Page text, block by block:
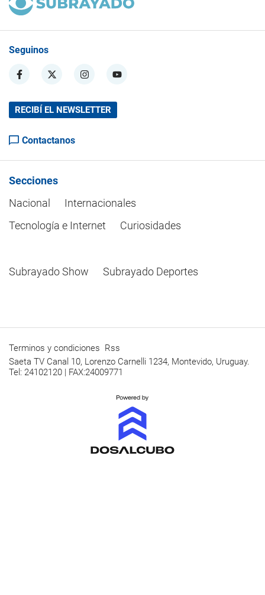
Seguinos
RECIBÍ EL NEWSLETTER
Contactanos
Secciones
Nacional
Internacionales
Tecnología e Internet
Curiosidades
Subrayado Show Subrayado Deportes
Terminos y condiciones Rss
Saeta TV Canal 10, Lorenzo Carnelli 1234, Montevido, Uruguay.
Tel: 24102120 | FAX:24009771